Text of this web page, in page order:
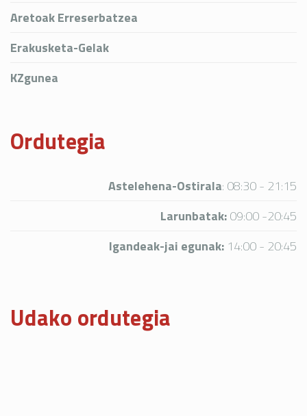
Aretoak Erreserbatzea
Erakusketa-Gelak
KZgunea
Ordutegia
Astelehena-Ostirala: 08:30 - 21:15
Larunbatak:09:00 -20:45
Igandeak-jai egunak: 14:00 - 20:45
Udako ordutegia